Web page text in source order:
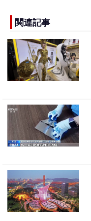
e
b
o
o
k
関連記事